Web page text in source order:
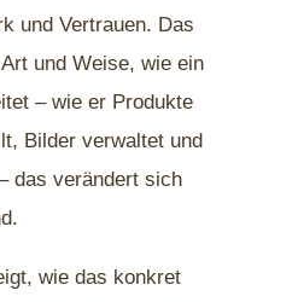
und Vertrauen. Das
und Weise, wie ein
– wie er Produkte
Bilder verwaltet und
das verändert sich
wie das konkret